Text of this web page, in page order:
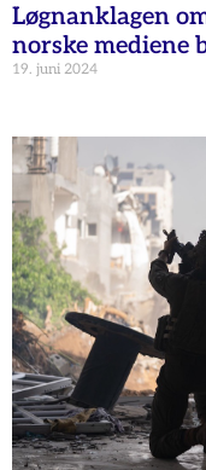
Løgnanklagen
norske mediene
19. juni 2024